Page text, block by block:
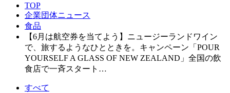
TOP
企業団体ニュース
食品
【6月は航空券を当てよう】ニュージーランドワイン
で、旅するようなひとときを。キャンペーン「POUR
YOURSELF A GLASS OF NEW ZEALAND」全国の飲
食店で一斉スタート…
すべて